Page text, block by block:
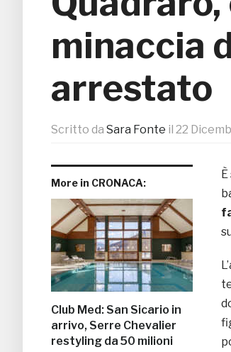
minaccia
arrestato
Scritto da Sara Fonte il 22
More in CRONACA:
Club Med: San Sicario in
arrivo, Serre Chevalier
restyling da 50 milioni